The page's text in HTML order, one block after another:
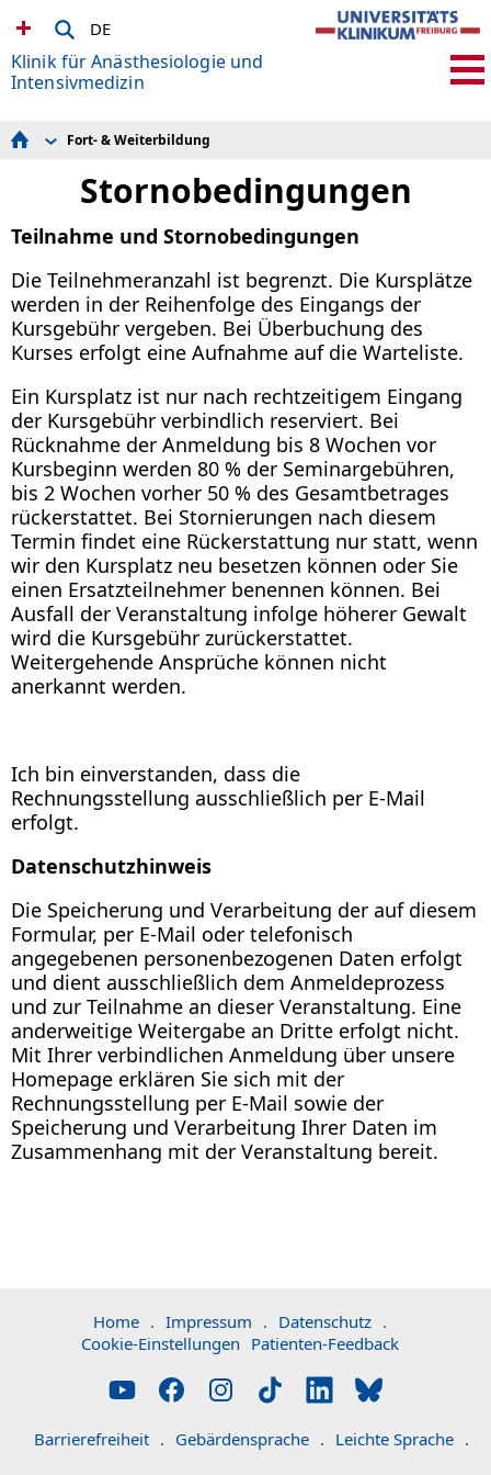
DE
Klinik für Anästhesiologie und
Intensivmedizin
Patient*innen & Zuweiser*innen
Lehre & Studium
Karriere
Fort- & Weiterbildung
Stornobedingungen
Teilnahme und Stornobedingungen
Die Teilnehmeranzahl ist begrenzt. Die Kursplätze
werden in der Reihenfolge des Eingangs der
Kursgebühr vergeben. Bei Überbuchung des
Kurses erfolgt eine Aufnahme auf die Warteliste.
Ein Kursplatz ist nur nach rechtzeitigem Eingang
der Kursgebühr verbindlich reserviert. Bei
Rücknahme der Anmeldung bis 8 Wochen vor
Kursbeginn werden 80 % der Seminar­gebühren,
bis 2 Wochen vorher 50 % des Gesamtbetrages
rückerstattet. Bei Stornierungen nach diesem
Termin findet eine Rückerstattung nur statt, wenn
wir den Kursplatz neu besetzen können oder Sie
einen Ersatzteilnehmer benennen können. Bei
Ausfall der Veranstaltung infolge höherer Gewalt
wird die Kursgebühr zurückerstattet.
Weitergehende Ansprüche können nicht
anerkannt werden.
Ich bin einverstanden, dass die
Rechnungsstellung ausschließlich per E-Mail
erfolgt.
Datenschutzhinweis
Die Speicherung und Verarbeitung der auf diesem
Formular, per E-Mail oder telefonisch
angegebenen personenbezogenen Daten erfolgt
und dient ausschließlich dem Anmeldeprozess
und zur Teilnahme an dieser Veranstaltung. Eine
anderweitige Weitergabe an Dritte erfolgt nicht.
Mit Ihrer verbindlichen Anmeldung über unsere
Homepage erklären Sie sich mit der
Rechnungsstellung per E-Mail sowie der
Speicherung und Verarbeitung Ihrer Daten im
Zusammenhang mit der Veranstaltung bereit.
Home . Impressum . Datenschutz .
Cookie-Einstellungen Patienten-Feedback
Barrierefreiheit . Gebärdensprache . Leichte Sprache .